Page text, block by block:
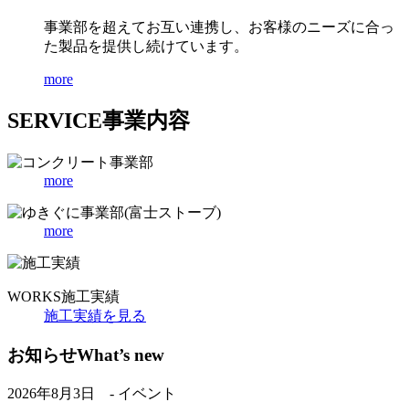
事業部を超えてお互い連携し、お客様のニーズに合っ
た製品を提供し続けています。
more
SERVICE事業内容
more
more
WORKS施工実績
施工実績を見る
お知らせWhat’s new
2026年8月3日 - イベント